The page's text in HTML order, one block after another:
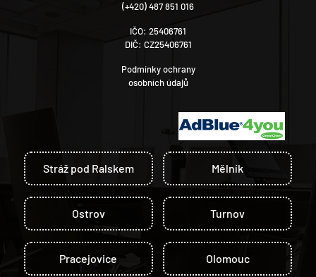
(+420) 487 851 016
IČO: 25406761
DIČ: CZ25406761
Podmínky ochrany
osobních údajů
Stráž pod Ralskem Mělník
Ostrov Turnov
Pracejovice Olomouc